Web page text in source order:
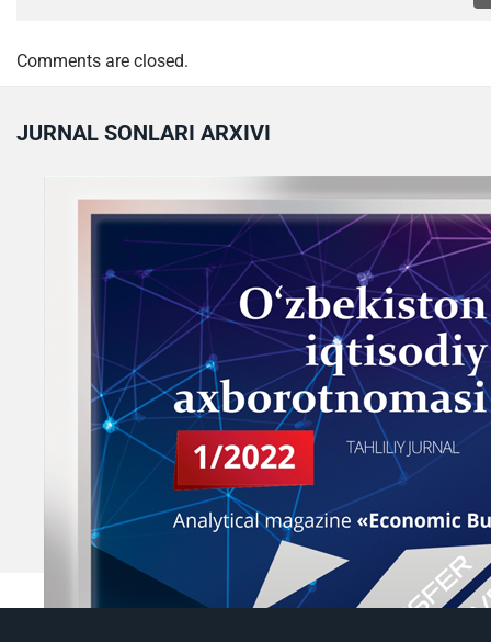
Comments are closed.
JURNAL SONLARI ARXIVI